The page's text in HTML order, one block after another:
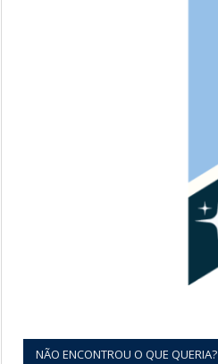
NÃO ENCONTROU O QUE QUERIA?